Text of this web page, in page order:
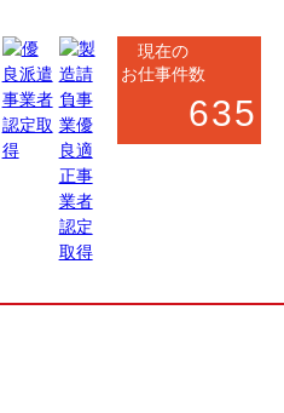
現在の
お仕事件数
635
ーター